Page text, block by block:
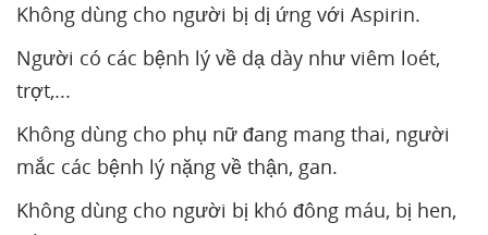
Không dùng cho người bị dị ứng với Aspirin.
Người có các bệnh lý về dạ dày như viêm loét,
trợt,...
Không dùng cho phụ nữ đang mang thai, người
mắc các bệnh lý nặng về thận, gan.
Không dùng cho người bị khó đông máu, bị hen,